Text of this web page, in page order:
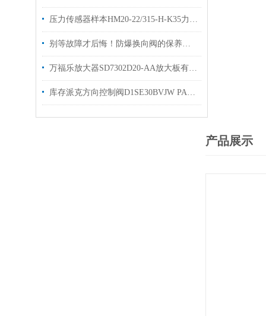
压力传感器样本HM20-22/315-H-K35力士乐优势出售
别等故障才后悔！防爆换向阀的保养诀窍，早知道少踩坑
万福乐放大器SD7302D20-AA放大板有库存欢迎选购
库存派克方向控制阀D1SE30BVJW PARKER换向阀
产品展示